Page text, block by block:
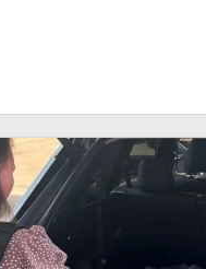
нормам
Захисників і Захисниць